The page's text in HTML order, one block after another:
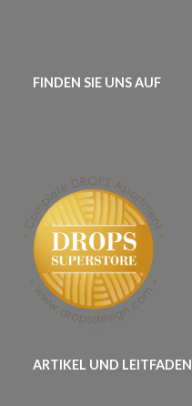
FINDEN SIE UNS AUF
ARTIKEL UND LEITFADEN